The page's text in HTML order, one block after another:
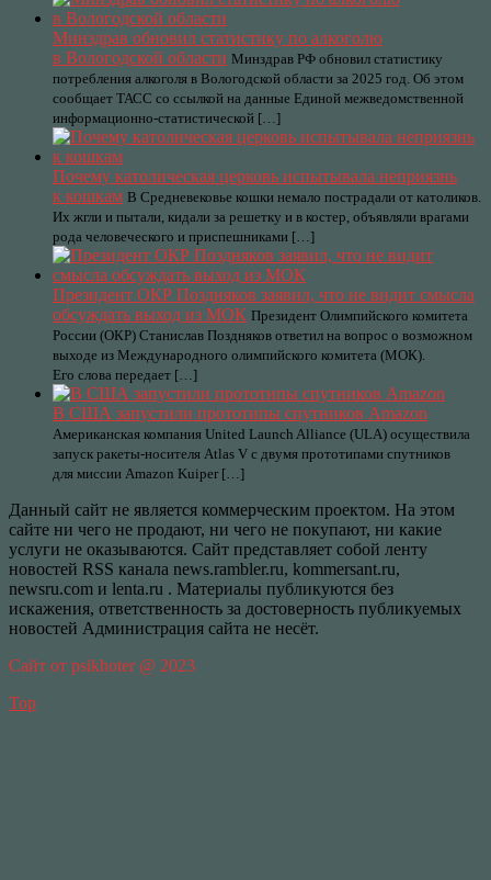
Минздрав обновил статистику по алкоголю
в Вологодской области Минздрав РФ обновил статистику
потребления алкоголя в Вологодской области за 2025 год. Об этом
сообщает ТАСС со ссылкой на данные Единой межведомственной
информационно-статистической […]
Почему католическая церковь испытывала неприязнь
к кошкам В Средневековье кошки немало пострадали от католиков.
Их жгли и пытали, кидали за решетку и в костер, объявляли врагами
рода человеческого и приспешниками […]
Президент ОКР Поздняков заявил, что не видит смысла
обсуждать выход из МОК Президент Олимпийского комитета
России (ОКР) Станислав Поздняков ответил на вопрос о возможном
выходе из Международного олимпийского комитета (МОК).
Его слова передает […]
В США запустили прототипы спутников Amazon
Американская компания United Launch Alliance (ULA) осуществила
запуск ракеты-носителя Atlas V с двумя прототипами спутников
для миссии Amazon Kuiper […]
Данный сайт не является коммерческим проектом. На этом
сайте ни чего не продают, ни чего не покупают, ни какие
услуги не оказываются. Сайт представляет собой ленту
новостей RSS канала news.rambler.ru, kommersant.ru,
newsru.com и lenta.ru . Материалы публикуются без
искажения, ответственность за достоверность публикуемых
новостей Администрация сайта не несёт.
Сайт от psikhoter @ 2023
Top